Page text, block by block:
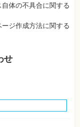
体の不具合に関する
ジ作成方法に関する
せ